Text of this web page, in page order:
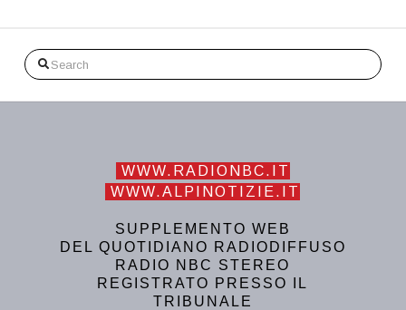
Search
WWW.RADIONBC.IT
WWW.ALPINOTIZIE.IT
SUPPLEMENTO WEB
DEL QUOTIDIANO RADIODIFFUSO
RADIO NBC STEREO
REGISTRATO PRESSO IL
TRIBUNALE